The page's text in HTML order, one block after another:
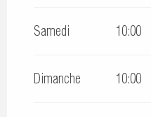
Samedi 10:00
Dimanche 10:00